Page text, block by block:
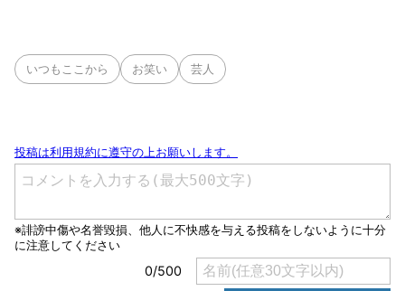
いつもここから お笑い 芸人